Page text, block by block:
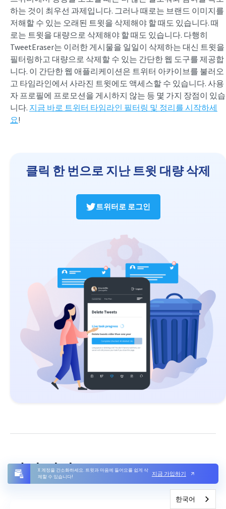
하는 것이 최우선 과제입니다. 그러나 때로는 브랜드 이미지를
저해할 수 있는 오래된 트윗을 삭제해야 할 때도 있습니다. 때
로는 트윗을 대량으로 삭제해야 할 때도 있습니다. 다행히
TweetEraser는 이러한 게시물을 일일이 삭제하는 대신 트윗을
필터링하고 대량으로 삭제할 수 있는 간단한 웹 도구를 제공합
니다. 이 간단한 웹 애플리케이션은 트위터 아카이브를 불러오
고 타임라인에서 사라진 트윗에도 액세스할 수 있습니다. 사용
자 프로필에 프로모션을 게시하지 않는 등 몇 가지 장점이 있습
니다. 지금 바로 트위터 타임라인 필터링 및 정리를 시작하세
요!
클릭 한 번으로 지난 트윗 대량 삭제
트위터로 로그인
X 계정을 간소화하세요. 트윗과 마음에 들어요를 쉽게 삭
제할 수 있습니다!
지금 가입하기
관련 기사
한국어